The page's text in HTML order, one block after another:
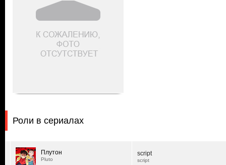
Роли в сериалах
Плутон
Pluto
script
script